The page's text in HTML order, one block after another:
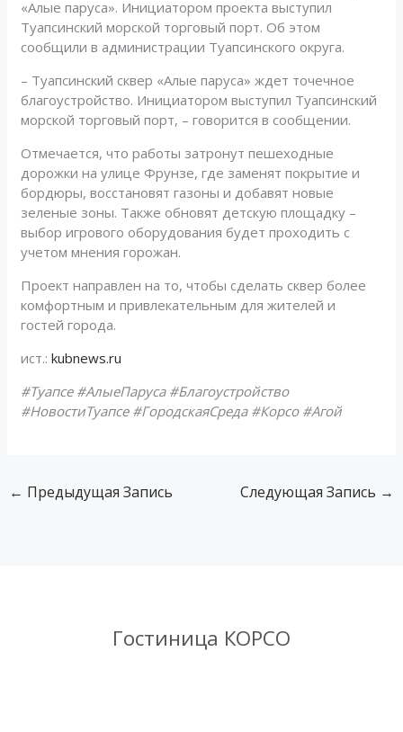
«Алые паруса». Инициатором проекта выступил
Туапсинский морской торговый порт. Об этом
сообщили в администрации Туапсинского округа.
– Туапсинский сквер «Алые паруса» ждет точечное
благоустройство. Инициатором выступил Туапсинский
морской торговый порт, – говорится в сообщении.
Отмечается, что работы затронут пешеходные
дорожки на улице Фрунзе, где заменят покрытие и
бордюры, восстановят газоны и добавят новые
зеленые зоны. Также обновят детскую площадку –
выбор игрового оборудования будет проходить с
учетом мнения горожан.
Проект направлен на то, чтобы сделать сквер более
комфортным и привлекательным для жителей и
гостей города.
ист.:kubnews.ru
#Туапсе #АлыеПаруса #Благоустройство
#НовостиТуапсе #ГородскаяСреда #Корсо #Агой
← Предыдущая Запись Следующая Запись →
Гостиница КОРСО